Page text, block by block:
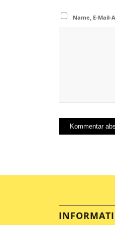
Name, E-Mail-